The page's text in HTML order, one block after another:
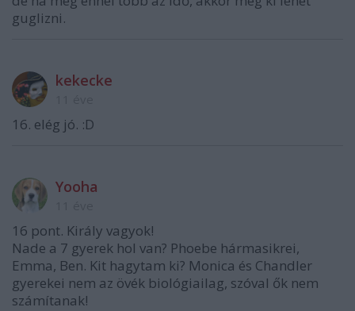
guglizni.
kekecke
16. elég jó. :D
Yooha
16 pont. Király vagyok!
Nade a 7 gyerek hol van? Phoebe hármasikrei,
Emma, Ben. Kit hagytam ki? Monica és Chandler
gyerekei nem az övék biológiailag, szóval ők nem
számítanak!